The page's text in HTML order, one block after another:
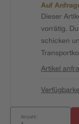
Auf
Dieser
vorrätig.
schicken
Artikel
Anzahl: